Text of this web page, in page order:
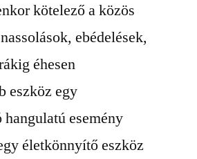
kötelező a közös
ebédelések,
éhesen
eszköz egy
esemény
életkönnyítő eszköz